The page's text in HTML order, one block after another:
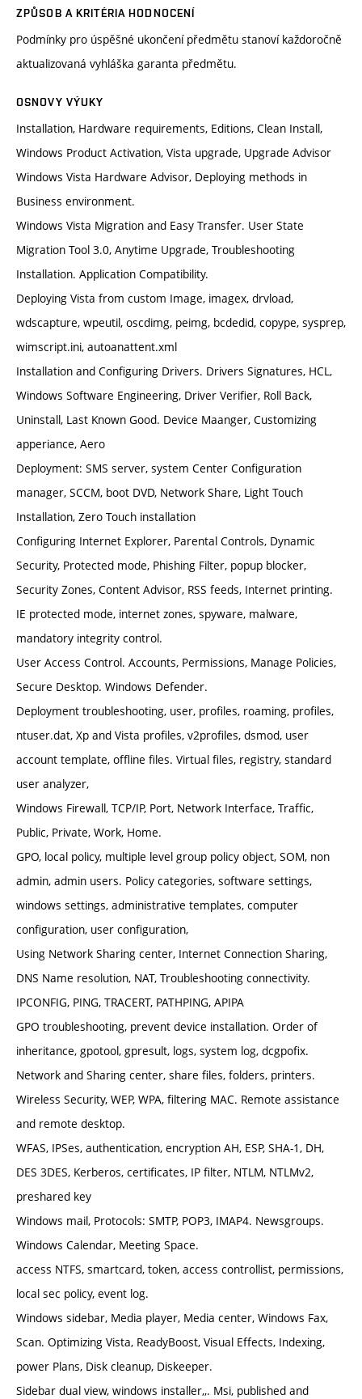
ZPŮSOB A KRITÉRIA HODNOCENÍ
Podmínky pro úspěšné ukončení předmětu stanoví každoročně
aktualizovaná vyhláška garanta předmětu.
OSNOVY VÝUKY
Installation, Hardware requirements, Editions, Clean Install,
Windows Product Activation, Vista upgrade, Upgrade Advisor
Windows Vista Hardware Advisor, Deploying methods in
Business environment.
Windows Vista Migration and Easy Transfer. User State
Migration Tool 3.0, Anytime Upgrade, Troubleshooting
Installation. Application Compatibility.
Deploying Vista from custom Image, imagex, drvload,
wdscapture, wpeutil, oscdimg, peimg, bcdedid, copype, sysprep,
wimscript.ini, autoanattent.xml
Installation and Configuring Drivers. Drivers Signatures, HCL,
Windows Software Engineering, Driver Verifier, Roll Back,
Uninstall, Last Known Good. Device Maanger, Customizing
apperiance, Aero
Deployment: SMS server, system Center Configuration
manager, SCCM, boot DVD, Network Share, Light Touch
Installation, Zero Touch installation
Configuring Internet Explorer, Parental Controls, Dynamic
Security, Protected mode, Phishing Filter, popup blocker,
Security Zones, Content Advisor, RSS feeds, Internet printing.
IE protected mode, internet zones, spyware, malware,
mandatory integrity control.
User Access Control. Accounts, Permissions, Manage Policies,
Secure Desktop. Windows Defender.
Deployment troubleshooting, user, profiles, roaming, profiles,
ntuser.dat, Xp and Vista profiles, v2profiles, dsmod, user
account template, offline files. Virtual files, registry, standard
user analyzer,
Windows Firewall, TCP/IP, Port, Network Interface, Traffic,
Public, Private, Work, Home.
GPO, local policy, multiple level group policy object, SOM, non
admin, admin users. Policy categories, software settings,
windows settings, administrative templates, computer
configuration, user configuration,
Using Network Sharing center, Internet Connection Sharing,
DNS Name resolution, NAT, Troubleshooting connectivity.
IPCONFIG, PING, TRACERT, PATHPING, APIPA
GPO troubleshooting, prevent device installation. Order of
inheritance, gpotool, gpresult, logs, system log, dcgpofix.
Network and Sharing center, share files, folders, printers.
Wireless Security, WEP, WPA, filtering MAC. Remote assistance
and remote desktop.
WFAS, IPSes, authentication, encryption AH, ESP, SHA-1, DH,
DES 3DES, Kerberos, certificates, IP filter, NTLM, NTLMv2,
preshared key
Windows mail, Protocols: SMTP, POP3, IMAP4. Newsgroups.
Windows Calendar, Meeting Space.
access NTFS, smartcard, token, access controllist, permissions,
local sec policy, event log.
Windows sidebar, Media player, Media center, Windows Fax,
Scan. Optimizing Vista, ReadyBoost, Visual Effects, Indexing,
power Plans, Disk cleanup, Diskeeper.
Sidebar dual view, windows installer,,. Msi, published and